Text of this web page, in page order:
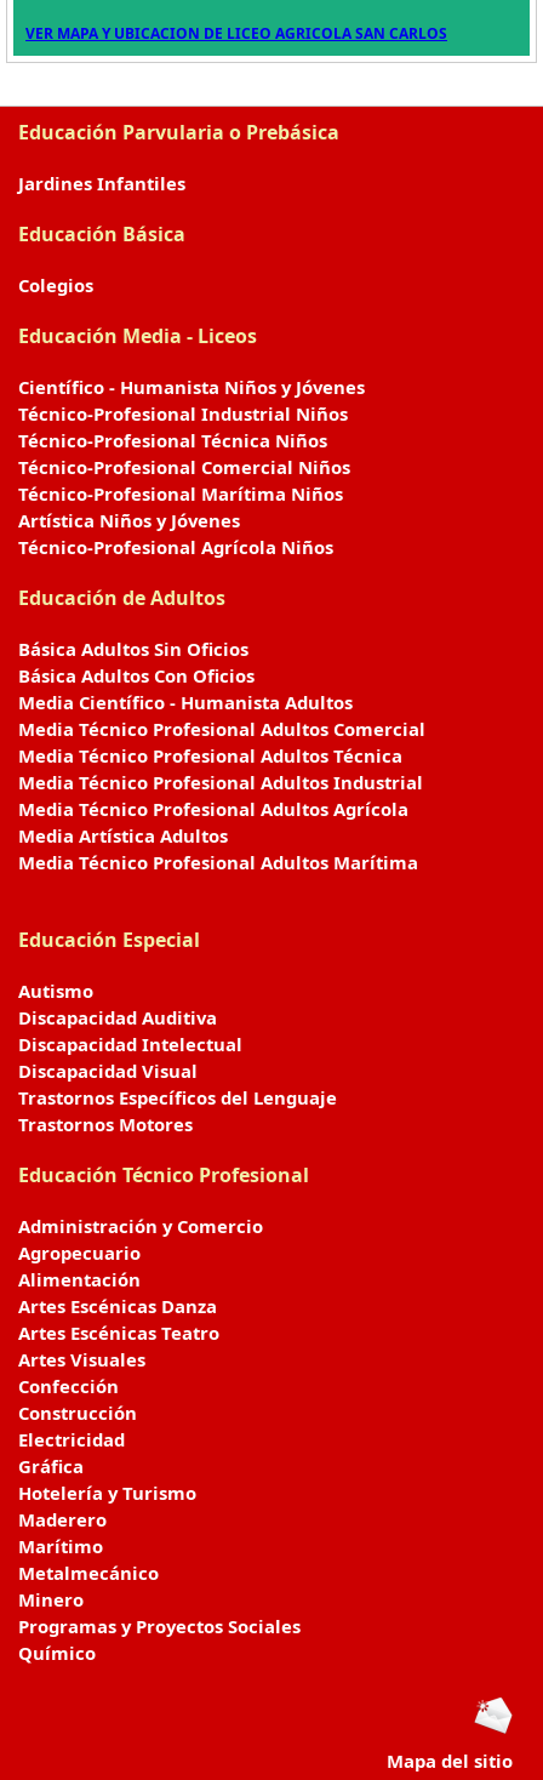
VER MAPA Y UBICACION DE LICEO AGRICOLA SAN CARLOS
Educación Parvularia o Prebásica
Jardines Infantiles
Educación Básica
Colegios
Educación Media - Liceos
Científico - Humanista Niños y Jóvenes
Técnico-Profesional Industrial Niños
Técnico-Profesional Técnica Niños
Técnico-Profesional Comercial Niños
Técnico-Profesional Marítima Niños
Artística Niños y Jóvenes
Técnico-Profesional Agrícola Niños
Educación de Adultos
Básica Adultos Sin Oficios
Básica Adultos Con Oficios
Media Científico - Humanista Adultos
Media Técnico Profesional Adultos Comercial
Media Técnico Profesional Adultos Técnica
Media Técnico Profesional Adultos Industrial
Media Técnico Profesional Adultos Agrícola
Media Artística Adultos
Media Técnico Profesional Adultos Marítima
Educación Especial
Autismo
Discapacidad Auditiva
Discapacidad Intelectual
Discapacidad Visual
Trastornos Específicos del Lenguaje
Trastornos Motores
Educación Técnico Profesional
Administración y Comercio
Agropecuario
Alimentación
Artes Escénicas Danza
Artes Escénicas Teatro
Artes Visuales
Confección
Construcción
Electricidad
Gráfica
Hotelería y Turismo
Maderero
Marítimo
Metalmecánico
Minero
Programas y Proyectos Sociales
Químico
Mapa del sitio